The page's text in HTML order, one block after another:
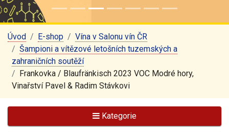
Úvod E-shop
Vína v Salonu vín ČR
Šampioni a vítězové letošních tuzemských a
zahraničních soutěží
Frankovka / Blaufränkisch 2023 VOC Modré hory,
Vinařství Pavel & Radim Stávkovi
Kategorie